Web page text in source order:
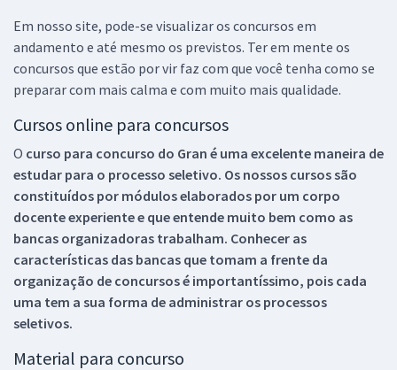
Em nosso site, pode-se visualizar os concursos em
andamento e até mesmo os previstos. Ter em mente os
concursos que estão por vir faz com que você tenha como se
preparar com mais calma e com muito mais qualidade.
Cursos online para concursos
O curso para concurso do Gran é uma excelente maneira de
estudar para o processo seletivo. Os nossos cursos são
constituídos por módulos elaborados por um corpo
docente experiente e que entende muito bem como as
bancas organizadoras trabalham. Conhecer as
características das bancas que tomam a frente da
organização de concursos é importantíssimo, pois cada
uma tem a sua forma de administrar os processos
seletivos.
Material para concurso